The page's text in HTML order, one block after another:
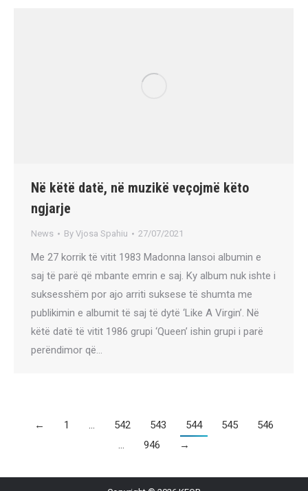
Në këtë datë, në muzikë veçojmë këto
ngjarje
News By Vjosa Spahiu 27/07/2021
Me 27 korrik të vitit 1983 Madonna lansoi albumin e
saj të parë që mbante emrin e saj. Ky album nuk ishte i
suksesshëm por ajo arriti suksese të shumta me
publikimin e albumit të saj të dytë ‘Like A Virgin’. Në
këtë datë të vitit 1986 grupi ‘Queen’ ishin grupi i parë
perëndimor që…
← 1 … 542 543 544 545
546
…
946 →